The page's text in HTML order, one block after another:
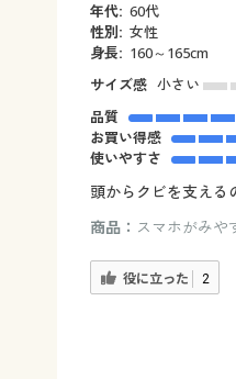
年代: 60代
性別: 女性
身長: 160～165cm
サイズ感 小さい
品質
お買い得感
使いやすさ
頭からクビを支える
商品： スマホがみや
役に立った 2